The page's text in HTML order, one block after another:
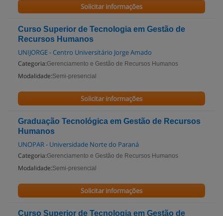
Solicitar informações
Curso Superior de Tecnologia em Gestão de
Recursos Humanos
UNIJORGE - Centro Universitário Jorge Amado
Categoria:Gerenciamento e Gestão de Recursos Humanos
Modalidade:Semi-presencial
Solicitar informações
Graduação Tecnológica em Gestão de Recursos
Humanos
UNOPAR - Universidade Norte do Paraná
Categoria:Gerenciamento e Gestão de Recursos Humanos
Modalidade:Semi-presencial
Solicitar informações
Curso Superior de Tecnologia em Gestão de